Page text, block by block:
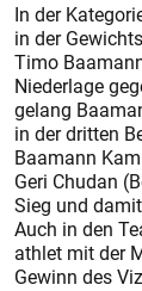
In der
in der
Timo
Niederlage
gelang
in der dritten
Baamann
Geri Chudan
Sieg und
Auch in den
athlet mit der
Gewinn des